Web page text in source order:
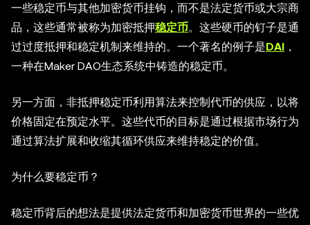
一些稳定币与其他加密货币挂钩，而不是法定货币或大宗商
品，这些通常被称为加密抵押稳定币。这些硬币的钉子是通
过过度抵押和稳定机制来维持的。一个著名的例子是DAI ，
一种在Maker DAO生态系统中铸造的稳定币。
另一方面，非抵押稳定币利用算法来控制代币的供应，以将
价格固定在预定水平。这些代币的目标是通过根据市场行为
通过算法扩展和收缩其循环供应来维持稳定的价值。
为什么要稳定币？
稳定币背后的想法是提供法定货币和加密货币世界的一些优